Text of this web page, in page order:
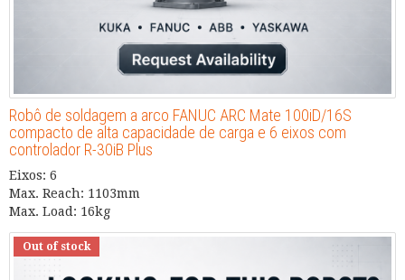
Robô de soldagem a arco FANUC ARC Mate 100iD/16S
compacto de alta capacidade de carga e 6 eixos com
controlador R-30iB Plus
Eixos: 6
Max. Reach: 1103mm
Max. Load: 16kg
Out of stock